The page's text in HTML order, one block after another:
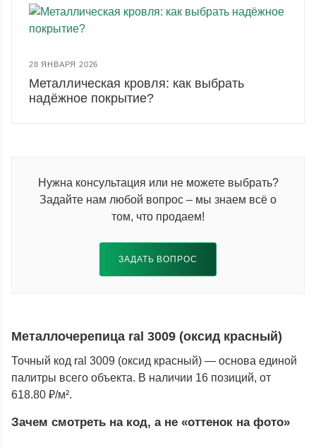
28 ЯНВАРЯ 2026
Металлическая кровля: как выбрать
надёжное покрытие?
Нужна консультация или не можете выбрать?
Задайте нам любой вопрос – мы знаем всё о
том, что продаем!
ЗАДАТЬ ВОПРОС
Металлочерепица ral 3009 (оксид красный)
Точный код ral 3009 (оксид красный) — основа единой
палитры всего объекта. В наличии 16 позиций, от
618.80 ₽/м².
Зачем смотреть на код, а не «оттенок на фото»